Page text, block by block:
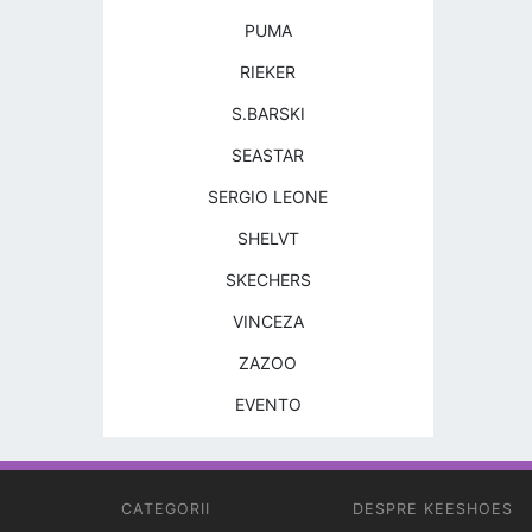
PUMA
RIEKER
S.BARSKI
SEASTAR
SERGIO LEONE
SHELVT
SKECHERS
VINCEZA
ZAZOO
EVENTO
CATEGORII DESPRE KEESHOES